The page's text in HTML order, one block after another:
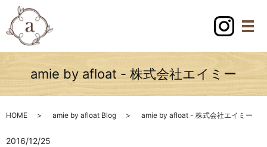
amie by afloat - 株式会社エイミー
HOME amie by afloat Blog amie by afloat - 株式会社エイミー
2016/12/25